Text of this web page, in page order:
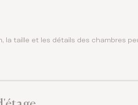
taille et les détails des chambres